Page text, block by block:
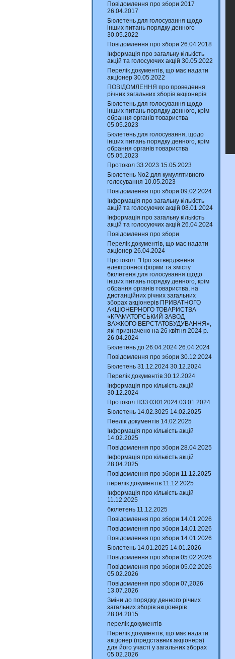
Повідомлення про збори 2017
26.04.2017
Бюлетень для голосування щодо
інших питань порядку денного
30.05.2022
Повідомлення про збори 26.04.2018
Інформація про загальну кількість
акцій та голосуючих акцій 30.05.2022
Перелік документів, що має надати
акціонер 30.05.2022
ПОВІДОМЛЕННЯ про проведення
річних загальних зборів акціонерів
Бюлетень для голосування щодо
інших питань порядку денного, крім
обрання органів товариства
05.05.2023
Бюлетень для голосування, щодо
інших питань порядку денного, крім
обрання органів товариства
05.05.2023
Протокол ЗЗ 2023 15.05.2023
Бюлетень No2 для кумулятивного
голосування 10.05.2023
Повідомлення про збори 09.02.2024
Інформація про загальну кількість
акцій та голосуючих акцій 08.01.2024
Інформація про загальну кількість
акцій та голосуючих акцій 26.04.2024
Повідомлення про збори
Перелік документів, що має надати
акціонер 26.04.2024
Протокол ."Про затвердження
електронної форми та змісту
бюлетеня для голосування щодо
інших питань порядку денного, крім
обрання органів товариства, на
дистанційних річних загальних
зборах акціонерів ПРИВАТНОГО
АКЦІОНЕРНОГО ТОВАРИСТВА
«КРАМАТОРСЬКИЙ ЗАВОД
ВАЖКОГО ВЕРСТАТОБУДУВАННЯ»,
які призначено на 26 квітня 2024 р.
26.04.2024
Бюлетень до 26.04.2024 26.04.2024
Повідомлення про збори 30.12.2024
Бюлетень 31.12.2024 30.12.2024
Перелік документів 30.12.2024
Інформація про кількість акцій
30.12.2024
Протокол ПЗЗ 03012024 03.01.2024
Бюлетень 14.02.3025 14.02.2025
Пеелік документів 14.02.2025
Інформація про кількість акцій
14.02.2025
Повідомлення про збори 28.04.2025
Інформація про кількість акцій
28.04.2025
Повідомлення про збори 11.12.2025
перелік документів 11.12.2025
Інформація про кількість акцій
11.12.2025
бюлетень 11.12.2025
Повідомлення про збори 14.01.2026
Повідомлення про збори 14.01.2026
Повідомлення про збори 14.01.2026
Бюлетень 14.01.2025 14.01.2026
Повідомлення про збори 05.02.2026
Повідомлення про збори 05.02.2026
05.02.2026
Повідомлення про збори 07,2026
13.07.2026
Зміни до порядку денного річних
загальних зборів акціонерів
28.04.2015
перелік документів
Перелік документів, що має надати
акціонер (представник акціонера)
для його участі у загальних зборах
05.02.2026